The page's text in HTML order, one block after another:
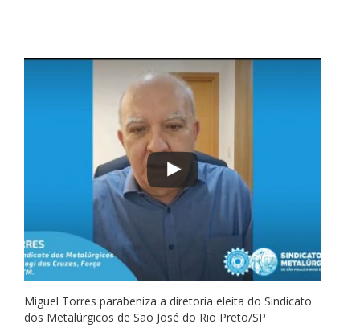
Miguel Torres parabeniza a diretoria eleita do Sindicato
dos Metalúrgicos de São José do Rio Preto/SP